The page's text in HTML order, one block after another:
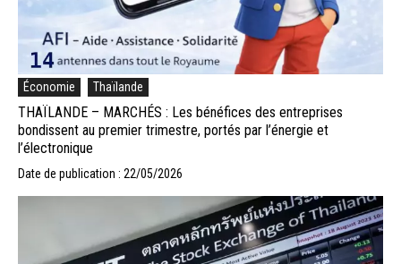
Économie Thaïlande
THAÏLANDE – MARCHÉS : Les bénéfices des entreprises
bondissent au premier trimestre, portés par l’énergie et
l’électronique
Date de publication : 22/05/2026